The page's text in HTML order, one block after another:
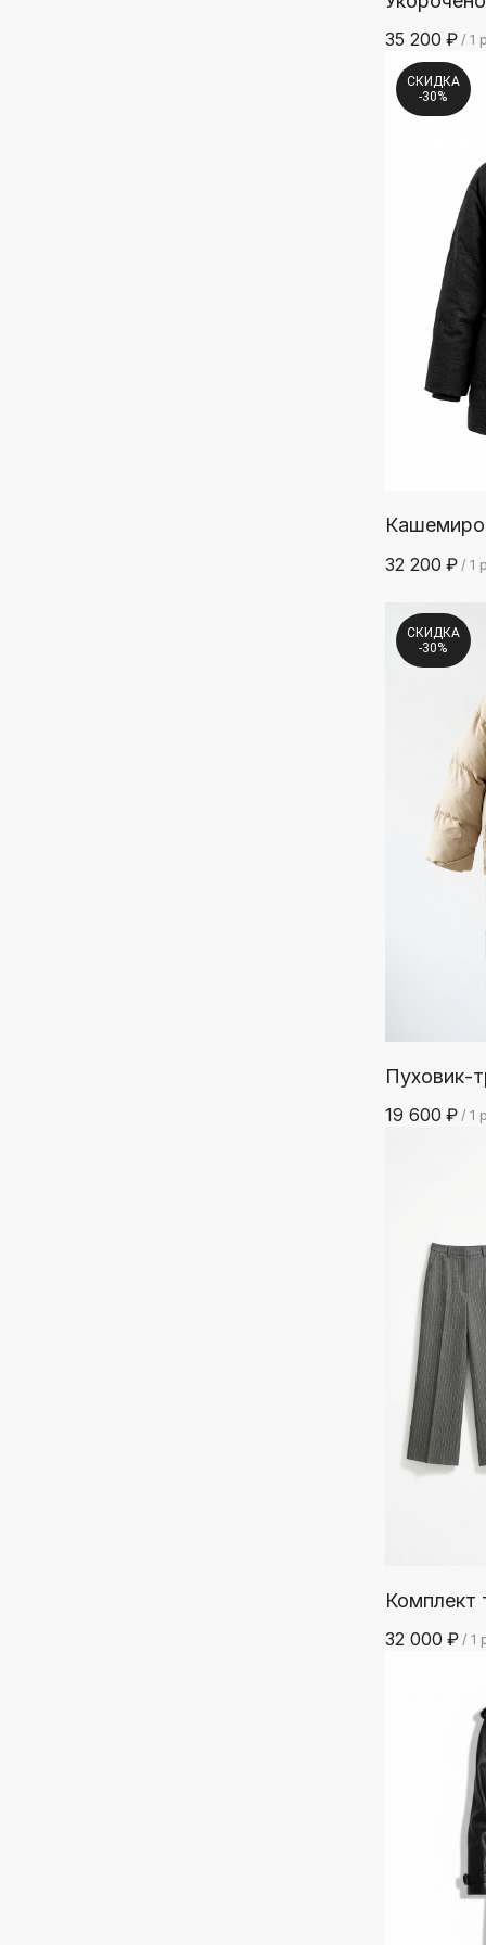
35 200 ₽ / 1
СКИДКА
-30%
32 200 ₽ / 1
СКИДКА
-30%
Пуховик-
19 600 ₽ / 1
Комплект
32 000 ₽ / 1